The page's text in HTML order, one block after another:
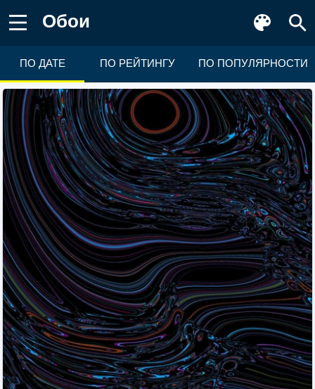
Обои
ПО ДАТЕ ПО РЕЙТИНГУ ПО ПОПУЛЯРНОСТИ